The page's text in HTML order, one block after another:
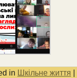
in Шкільне життя |